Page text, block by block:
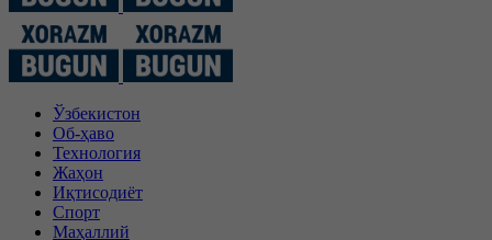
Ўзбекистон
Об-ҳаво
Технология
Жаҳон
Иқтисодиёт
Спорт
Маҳаллий